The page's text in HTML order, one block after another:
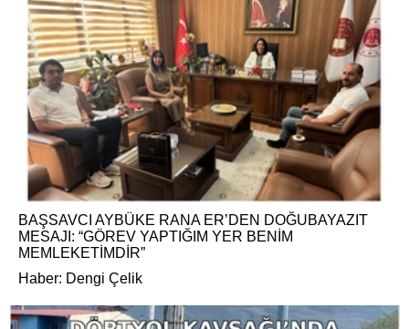
BAŞSAVCI AYBÜKE RANA ER’DEN DOĞUBAYAZIT
MESAJI: “GÖREV YAPTIĞIM YER BENİM
MEMLEKETİMDİR”
Haber: Dengi Çelik